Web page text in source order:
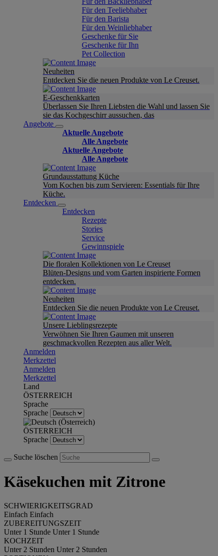
Für den Teeliebhaber
Für den Barista
Für den Weinliebhaber
Geschenke für Sie
Geschenke für Ihn
Pet Collection
Neuheiten
Entdecken Sie die neuen Produkte von Le Creuset.
E-Geschenkkarten
Überlassen Sie Ihren Liebsten die Wahl und lassen Sie
sie das Kochgeschirr aussuchen, das
Angebote
Aktuelle Angebote
Alle Angebote
Aktuelle Angebote
Alle Angebote
Grundausstattung Küche
Vom Kochen bis zum Servieren: Essentials für Ihre
Küche.
Entdecken
Entdecken
Rezepte
Stories
Service
Gewinnspiele
Die floralen Kollektionen von Le Creuset
Blüten-Designs und vom Garten inspirierte Formen
entdecken.
Neuheiten
Entdecken Sie die neuen Produkte von Le Creuset.
Unsere Lieblingsrezepte
Verwöhnen Sie Ihren Gaumen mit unseren
geschmackvollen Rezepten aus aller Welt.
Anmelden
Merkzettel
Anmelden
Merkzettel
Land
ÖSTERREICH
Sprache
Sprache
ÖSTERREICH
Sprache
Suche löschen
Käsekuchen mit Zitrone
SCHWIERIGKEITSGRAD
Einfach Einfach
ZUBEREITUNGSZEIT
Unter 1 Stunde Unter 1 Stunde
KOCHZEIT
Unter 2 Stunden Unter 2 Stunden